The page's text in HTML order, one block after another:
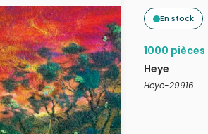
En stock
1000 pièces
Heye
Heye-29916